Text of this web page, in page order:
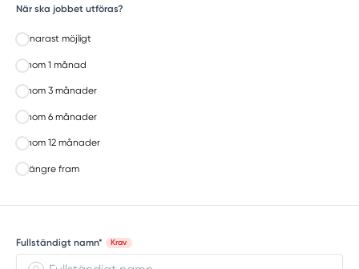
När ska jobbet utföras?
Snarast möjligt
Inom 1 månad
Inom 3 månader
Inom 6 månader
Inom 12 månader
Längre fram
Fullständigt namn* Krav